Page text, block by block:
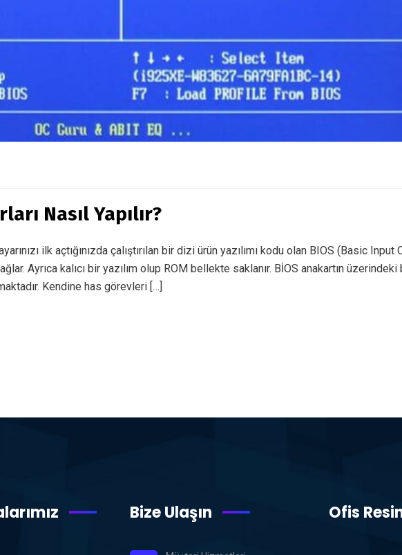
Nasıl Yapılır?
ilk açtığınızda çalıştırılan bir dizi ürün yazılımı kodu olan BIOS (Basic
Ayrıca kalıcı bir yazılım olup ROM bellekte saklanır. BİOS anakartın
Kendine has görevleri […]
Bize Ulaşın Ofis